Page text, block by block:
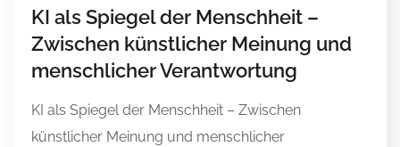
KI als Spiegel der Menschheit –
Zwischen künstlicher Meinung und
menschlicher Verantwortung
KI als Spiegel der Menschheit – Zwischen
künstlicher Meinung und menschlicher